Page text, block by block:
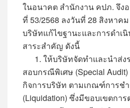
ในอนาคต สำนักงาน คปภ. จึง
ที่ 53/2568 ลงวันที่ 28 สิงหาค
บริษัทแก้ไขฐานะและการดำเ
สาระสำคัญ ดังนี้
1. ให้บริษัทจัดทำและนำส่ง
สอบกรณีพิเศษ (Special
กิจการบริษัท ตามเกณฑ์การช
(Liquidation) ซึ่งมีขอบเขตกา